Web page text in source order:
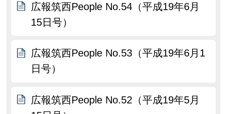
広報筑西People No.54（平成19年6月
15日号）
広報筑西People No.53（平成19年6月1
日号）
広報筑西People No.52（平成19年5月